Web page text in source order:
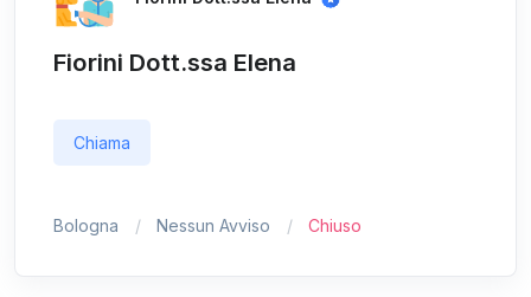
Fiorini Dott.ssa Elena
Chiama
Bologna Nessun Avviso Chiuso